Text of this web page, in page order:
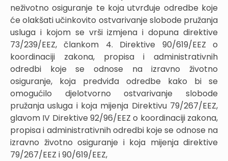
neživotno osiguranje te koja utvrđuje odredbe koje
će olakšati učinkovito ostvarivanje slobode pružanja
usluga i kojom se vrši izmjena i dopuna direktive
73/239/EEZ, člankom 4. Direktive 90/619/EEZ o
koordinaciji zakona, propisa i administrativnih
odredbi koje se odnose na izravno životno
osiguranje, koja predviđa odredbe kako bi se
omogućilo djelotvorno ostvarivanje slobode
pružanja usluga i koja mijenja Direktivu 79/267/EEZ,
glavom IV Direktive 92/96/EEZ o koordinaciji zakona,
propisa i administrativnih odredbi koje se odnose na
izravno životno osiguranje i koja mijenja direktive
79/267/EEZ i 90/619/EEZ,